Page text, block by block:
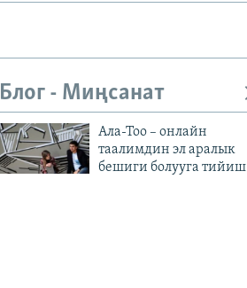
Блог - Миңсанат
Ала-Тоо – онлайн
таалимдин эл аралык
бешиги болууга тийиш